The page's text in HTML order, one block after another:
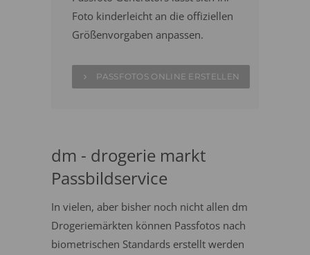
Foto kinderleicht an die offiziellen
Größenvorgaben anpassen.
PASSFOTOS ONLINE ERSTELLEN
dm - drogerie markt
Passbildservice
In vielen, aber bisher noch nicht allen dm
Drogeriemärkten können Passfotos nach
biometrischen Standards erstellt werden